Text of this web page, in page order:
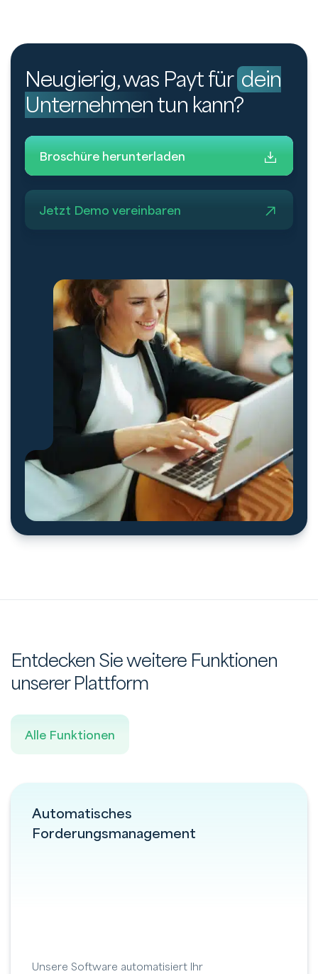
Neugierig, was Payt für dein
Unternehmen tun kann?
Broschüre herunterladen
Jetzt Demo vereinbaren
Entdecken Sie weitere Funktionen
unserer Plattform
Alle Funktionen
Automatisches
Forderungsmanagement
Unsere Software automatisiert Ihr